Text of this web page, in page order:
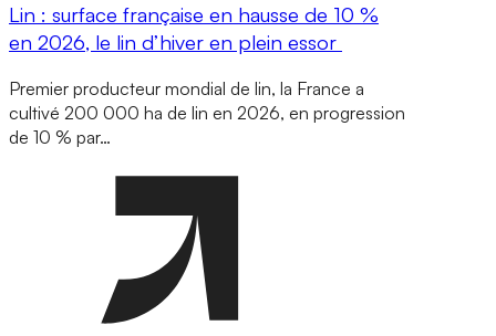
Lin : surface française en hausse de 10 %
en 2026, le lin d’hiver en plein essor
Premier producteur mondial de lin, la France a
cultivé 200 000 ha de lin en 2026, en progression
de 10 % par…